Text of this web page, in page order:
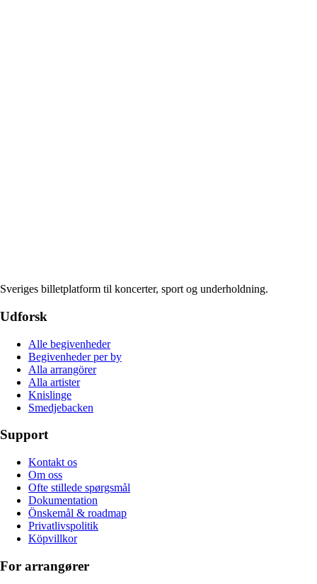
Sveriges billetplatform til koncerter, sport og underholdning.
Udforsk
Alle begivenheder
Begivenheder per by
Alla arrangörer
Alla artister
Knislinge
Smedjebacken
Support
Kontakt os
Om oss
Ofte stillede spørgsmål
Dokumentation
Önskemål & roadmap
Privatlivspolitik
Köpvillkor
For arrangører